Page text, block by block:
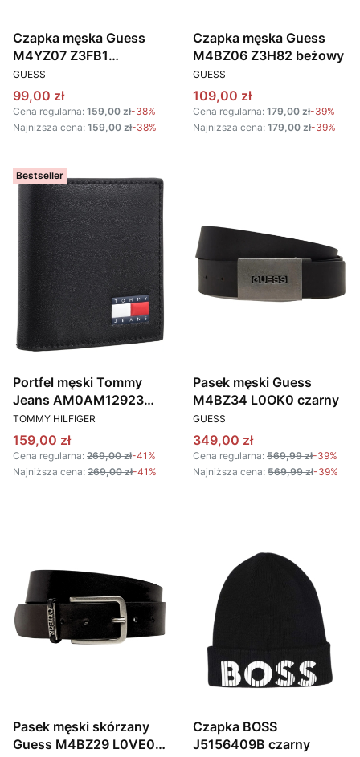
Czapka męska Guess
M4YZ07 Z3FB1
granatowy
PRODUCENT
GUESS
Cena promocyjna
99,00 zł
Cena regularna: 159,00 zł-38%
Najniższa cena: 159,00 zł-38%
Czapka męska Guess
M4BZ06 Z3H82 beżowy
PRODUCENT
GUESS
Cena promocyjna
109,00 zł
Cena regularna: 179,00 zł-39%
Najniższa cena: 179,00 zł-39%
Bestseller
Portfel męski Tommy
Jeans AM0AM12923
czarny
PRODUCENT
TOMMY HILFIGER
Cena promocyjna
159,00 zł
Cena regularna: 269,00 zł-41%
Najniższa cena: 269,00 zł-41%
Pasek męski Guess
M4BZ34 L0OK0 czarny
PRODUCENT
GUESS
Cena promocyjna
349,00 zł
Cena regularna: 569,99 zł-39%
Najniższa cena: 569,99 zł-39%
Pasek męski skórzany
Guess M4BZ29 L0VE0
Czapka BOSS
J5156409B czarny